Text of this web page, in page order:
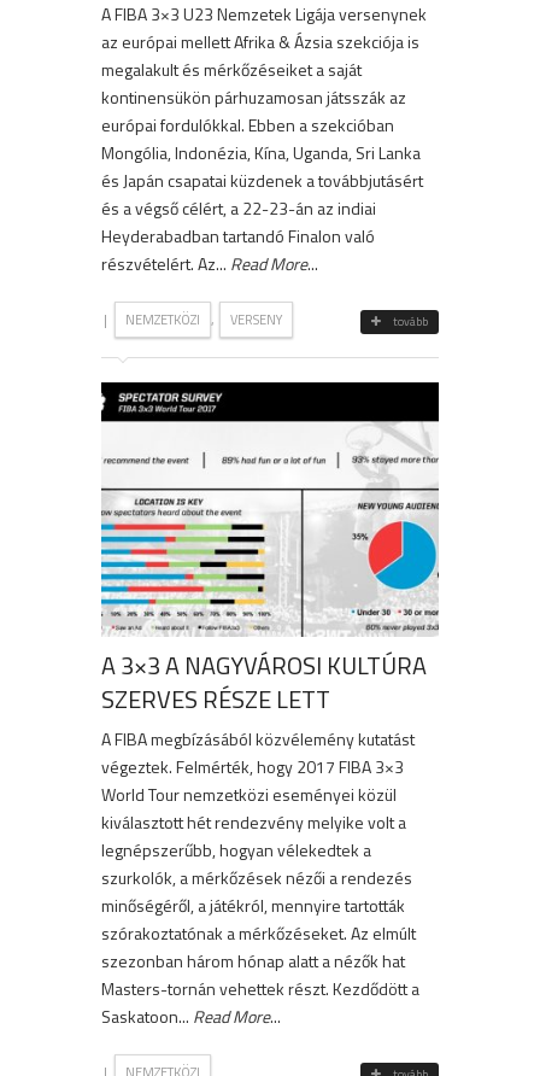
A FIBA 3×3 U23 Nemzetek Ligája versenynek
az európai mellett Afrika & Ázsia szekciója is
megalakult és mérkőzéseiket a saját
kontinensükön párhuzamosan játsszák az
európai fordulókkal. Ebben a szekcióban
Mongólia, Indonézia, Kína, Uganda, Sri Lanka
és Japán csapatai küzdenek a továbbjutásért
és a végső célért, a 22-23-án az indiai
Heyderabadban tartandó Finalon való
részvételért. Az... Read More...
| NEMZETKÖZI , VERSENY tovább
A 3×3 A NAGYVÁROSI KULTÚRA
SZERVES RÉSZE LETT
A FIBA megbízásából közvélemény kutatást
végeztek. Felmérték, hogy 2017 FIBA 3×3
World Tour nemzetközi eseményei közül
kiválasztott hét rendezvény melyike volt a
legnépszerűbb, hogyan vélekedtek a
szurkolók, a mérkőzések nézői a rendezés
minőségéről, a játékról, mennyire tartották
szórakoztatónak a mérkőzéseket. Az elmúlt
szezonban három hónap alatt a nézők hat
Masters-tornán vehettek részt. Kezdődött a
Saskatoon... Read More...
| NEMZETKÖZI